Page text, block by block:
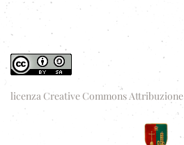
licenza Creative Commons Attribuzione